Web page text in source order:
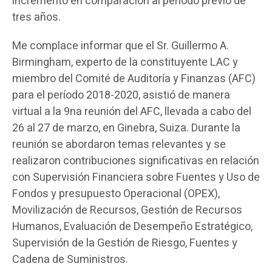
tres años.
Me complace informar que el Sr. Guillermo A.
Birmingham, experto de la constituyente LAC y
miembro del Comité de Auditoría y Finanzas (AFC)
para el período 2018-2020, asistió de manera
virtual a la 9na reunión del AFC, llevada a cabo del
26 al 27 de marzo, en Ginebra, Suiza. Durante la
reunión se abordaron temas relevantes y se
realizaron contribuciones significativas en relación
con Supervisión Financiera sobre Fuentes y Uso de
Fondos y presupuesto Operacional (OPEX),
Movilización de Recursos, Gestión de Recursos
Humanos, Evaluación de Desempeño Estratégico,
Supervisión de la Gestión de Riesgo, Fuentes y
Cadena de Suministros.